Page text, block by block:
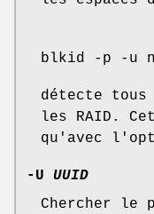
blkid -p -u
détecte
les RAID.
qu'avec
-U
UUID
Chercher le